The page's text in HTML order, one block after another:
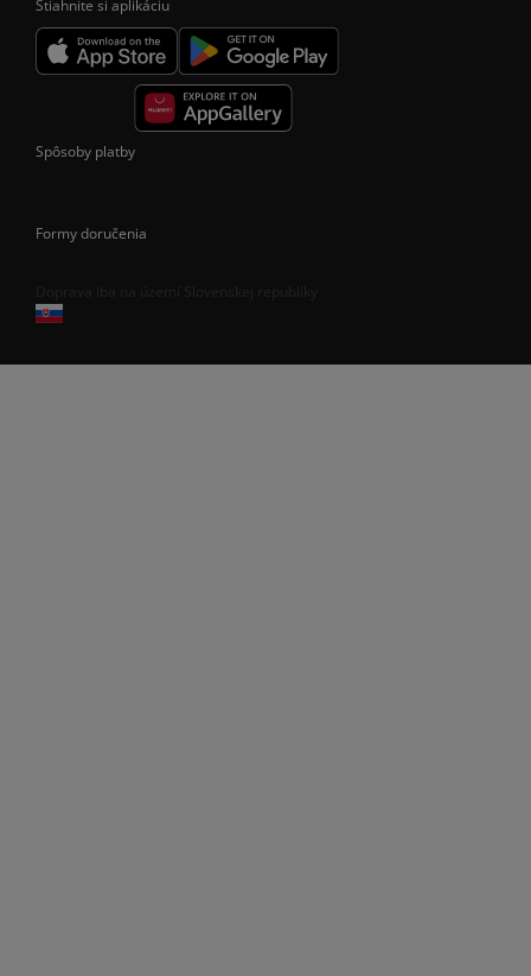
Stiahnite si aplikáciu
Spôsoby platby
Formy doručenia